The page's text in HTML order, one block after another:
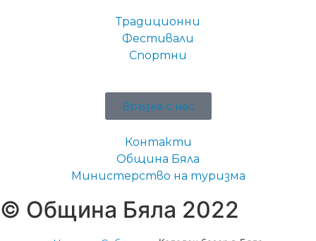
Традиционни
Фестивали
Спортни
Връзка с нас
Контакти
Община Бяла
Министерство на туризма
© Община Бяла 2022